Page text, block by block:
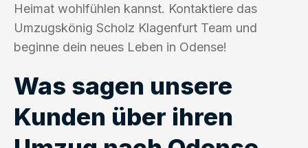
Heimat wohlfühlen kannst. Kontaktiere das
Umzugskönig Scholz Klagenfurt Team und
beginne dein neues Leben in Odense!
Was sagen unsere
Kunden über ihren